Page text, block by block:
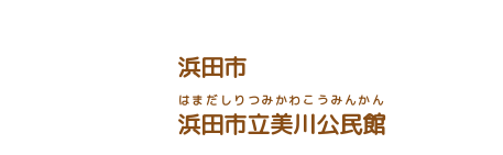
浜田市
浜田市立美川公民館
はまだしりつみかわこうみんかん